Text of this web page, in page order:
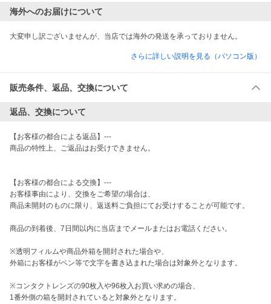
海外へのお届けについて
大変申し訳ございませんが、当店では海外の発送を承っておりません。
さらに詳しい説明を見る（パソコン版）
販売条件、返品、交換について
返品、交換について
【お客様の都合による返品】---
商品の特性上、ご返品はお受けできません。
【お客様の都合による交換】---
お客様事由により、交換をご希望の場合は、
商品未開封のものに限り、返送料ご負担にてお受けすることが可能です。
商品の到着後、7日間以内に当店までメールまたはお電話ください。
※透明フィルムや商品外箱を開封された場合や、
外箱にお客様がペン等で文字を書き込まれた場合は対象外となります。
※コンタクトレンズの90枚入や96枚入お買い求めの場合、
1番外側の箱を開封されていると対象外となります。